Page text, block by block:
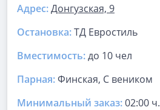
Адрес:Донгузская, 9
Остановка:ТД Евростиль
Вместимость:до 10 чел
Парная:Финская, С веником
Минимальный заказ:02:00 ч.